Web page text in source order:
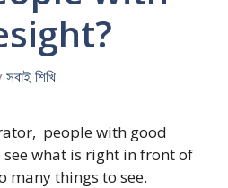
সবাই শিখি
people with good
what is right in front of
many things to see.